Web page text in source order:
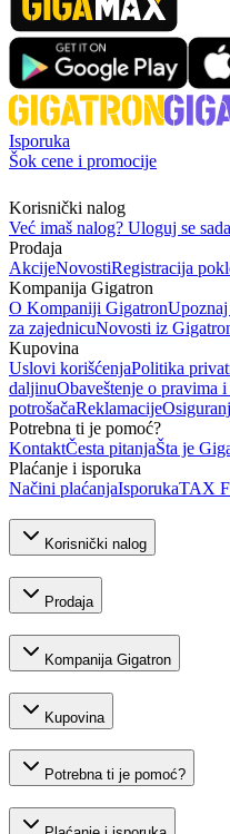
Isporuka
Šok cene i promocije
Korisnički nalog
Već imaš nalog? Uloguj se sada
Prodaja
AkcijeNovostiRegistracija
Kompanija Gigatron
O Kompaniji Gigatron
za zajednicuNovosti iz
Kupovina
Uslovi korišćenjaPolitika
daljinuObaveštenje o pravima i
potrošačaReklamacije
Potrebna ti je pomoć?
KontaktČesta pitanjaŠta je
Plaćanje i isporuka
Načini plaćanjaIsporukaTAX
Korisnički nalog
Prodaja
Kompanija Gigatron
Kupovina
Potrebna ti je pomoć?